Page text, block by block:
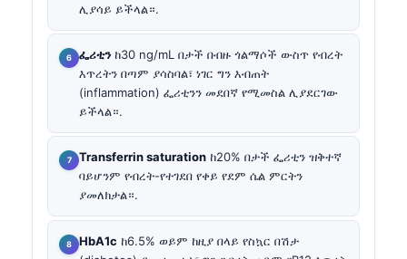
ሊያሳይ ይችላል።.
ፌሪቲንከ30 ng/mL በታች በብዙ ጎልማሶች ውስጥ የብረት
እጥረትን በጣም ያሳስባል፣ ነገር ግን እብጠት
(inflammation) ፌሪቲንን መደበኛ የሚመስል ሊያደርገው
ይችላል።.
Transferrin saturation ከ20% በታች ፌሪቲን ዝቅተኛ
ባይሆንም የብረት-የተገደበ የቀይ የደም ሴል ምርትን
ያመለክታል።.
HbA1c ከ6.5% ወይም ከዚያ በላይ የስኳር በሽታ